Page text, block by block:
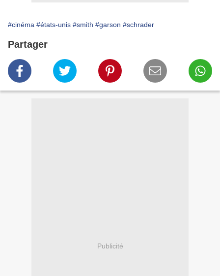
#cinéma #états-unis #smith #garson #schrader
Partager
Publicité